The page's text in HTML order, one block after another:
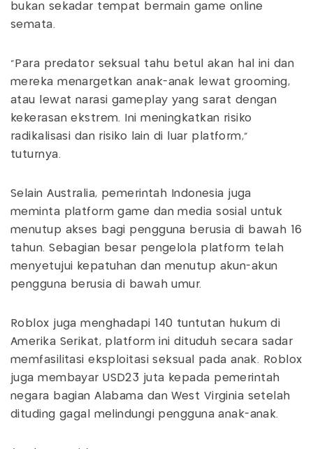
bukan sekadar tempat bermain game online
semata.
“Para predator seksual tahu betul akan hal ini dan
mereka menargetkan anak-anak lewat grooming,
atau lewat narasi gameplay yang sarat dengan
kekerasan ekstrem. Ini meningkatkan risiko
radikalisasi dan risiko lain di luar platform,”
tuturnya.
Selain Australia, pemerintah Indonesia juga
meminta platform game dan media sosial untuk
menutup akses bagi pengguna berusia di bawah 16
tahun. Sebagian besar pengelola platform telah
menyetujui kepatuhan dan menutup akun-akun
pengguna berusia di bawah umur.
Roblox juga menghadapi 140 tuntutan hukum di
Amerika Serikat, platform ini dituduh secara sadar
memfasilitasi eksploitasi seksual pada anak. Roblox
juga membayar USD23 juta kepada pemerintah
negara bagian Alabama dan West Virginia setelah
dituding gagal melindungi pengguna anak-anak.